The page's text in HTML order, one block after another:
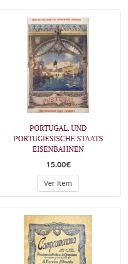
PORTUGAL. UND
PORTUGIESISCHE STAATS
EISENBAHNEN
15.00€
Ver Item